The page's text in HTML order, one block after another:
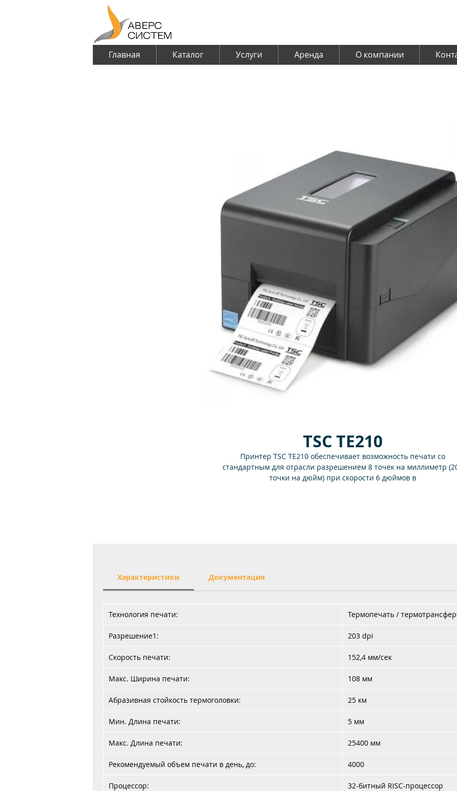
Главная Каталог Услуги Аренда О компании
TSC TE210
Принтер TSC TE210 обеспечивает возможность печати со
стандартным для отрасли разрешением 8 точек на миллиметр
точки на дюйм) при скорости 6 дюймов в
Характеристики Документация
Технология печати: Термопечать /
Разрешение1: 203 dpi
Скорость печати: 152,4 мм/сек
Макс. Ширина печати: 108 мм
Абразивная стойкость термоголовки: 25 км
Мин. Длина печати: 5 мм
Макс. Длина печати: 25400 мм
Рекомендуемый объем печати в день, до: 4000
Процессор: 32-битный RISC-процессор